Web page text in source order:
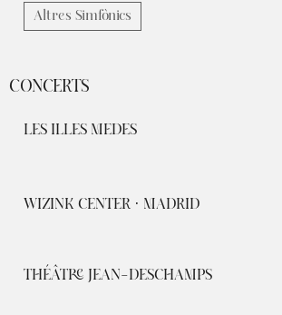
Altres Simfònics
CONCERTS
LES ILLES MEDES
WIZINK CENTER · MADRID
THÉÂTRE JEAN-DESCHAMPS